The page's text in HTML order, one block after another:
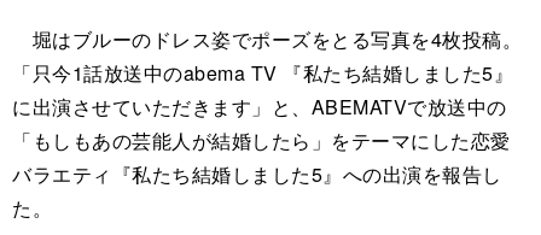
堀はブルーのドレス姿でポーズをとる写真を4枚投稿。
「只今1話放送中のabema TV 『私たち結婚しました5』
に出演させていただきます」と、ABEMATVで放送中の
「もしもあの芸能人が結婚したら」をテーマにした恋愛
バラエティ『私たち結婚しました5』への出演を報告し
た。